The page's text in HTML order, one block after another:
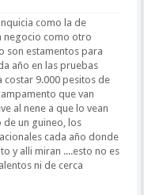
como la de
negocio como otro
son estamentos para
año en las pruebas
costar 9.000 pesitos de
que van
al nene a que lo vean
de un guineo, los
cada año donde
y alli miran ....esto no es
ni de cerca